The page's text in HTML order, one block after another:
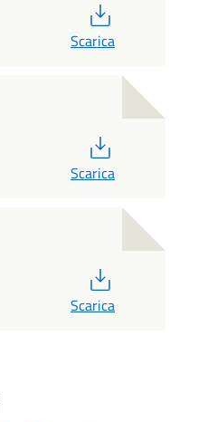
Scarica
Scarica
Scarica